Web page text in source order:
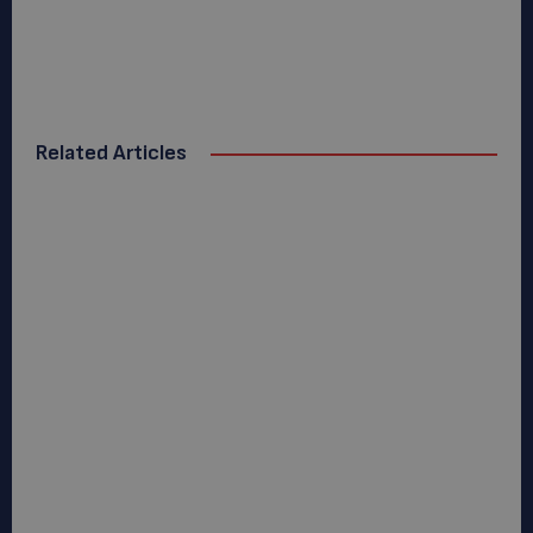
Related Articles